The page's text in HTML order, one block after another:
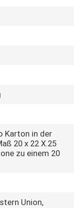
Karton in der
20 x 22 X.25
zu einem 20
Union,